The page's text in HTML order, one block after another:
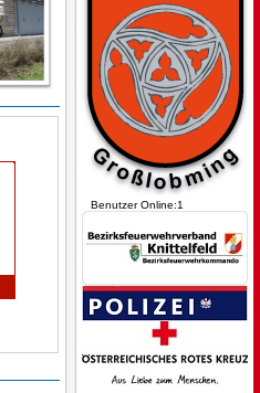
Benutzer Online:1